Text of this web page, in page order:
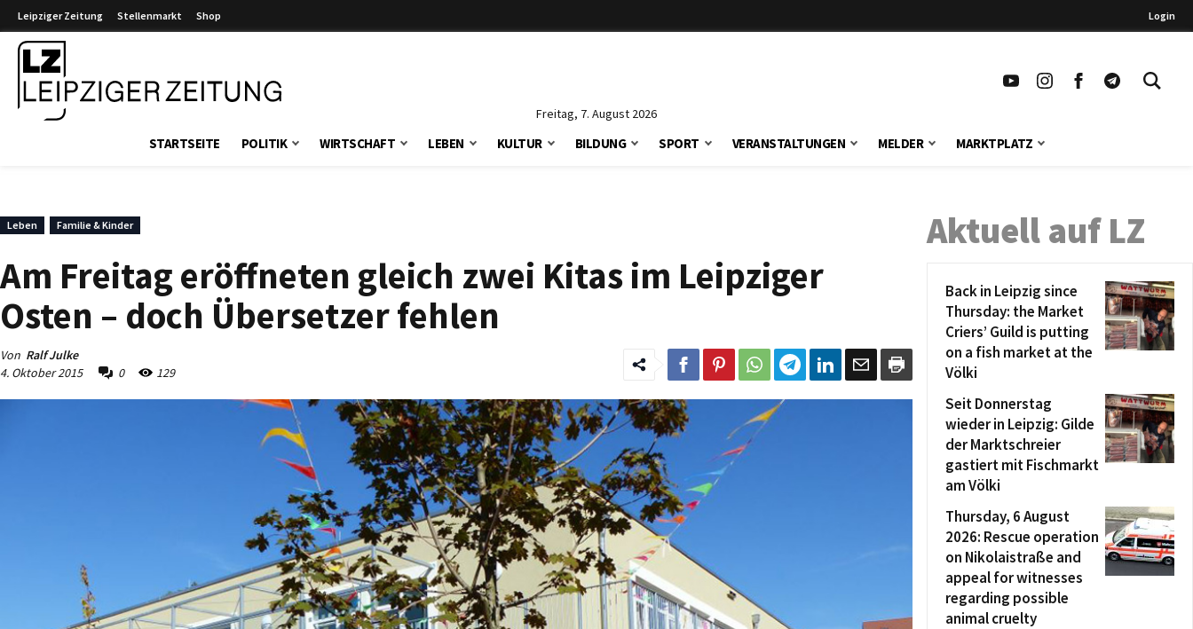
Leipziger Zeitung Stellenmarkt Shop Login
Freitag, 7. August 2026
STARTSEITE POLITIK WIRTSCHAFT LEBEN KULTUR BILDUNG SPORT VERANSTALTUNGEN MELDER MARKTPLATZ
Leben Familie & Kinder
Am Freitag eröffneten gleich zwei Kitas im Leipziger
Osten – doch Übersetzer fehlen
Von Ralf Julke
4. Oktober 2015
0 129
Aktuell auf LZ
Back in Leipzig since
Thursday: the Market
Criers’ Guild is putting
on a fish market at the
Völki
Seit Donnerstag
wieder in Leipzig: Gilde
der Marktschreier
gastiert mit Fischmarkt
am Völki
Thursday, 6 August
2026: Rescue operation
on Nikolaistraße and
appeal for witnesses
regarding possible
animal cruelty